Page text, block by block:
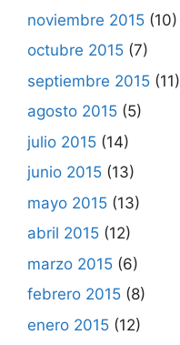
noviembre 2015 (10)
octubre 2015 (7)
septiembre 2015 (11)
agosto 2015 (5)
julio 2015 (14)
junio 2015 (13)
mayo 2015 (13)
abril 2015 (12)
marzo 2015 (6)
febrero 2015 (8)
enero 2015 (12)